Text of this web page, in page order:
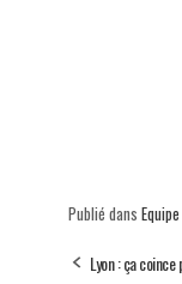
Publié dans
Lyon : ça